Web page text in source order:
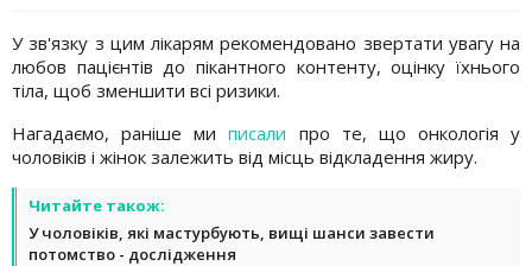
У зв'язку з цим лікарям рекомендовано звертати увагу на
любов пацієнтів до пікантного контенту, оцінку їхнього
тіла, щоб зменшити всі ризики.
Нагадаємо, раніше миписали про те, що онкологія у
чоловіків і жінок залежить від місць відкладення жиру.
Читайте також:
У чоловіків, які мастурбують, вищі шанси завести
потомство - дослідження